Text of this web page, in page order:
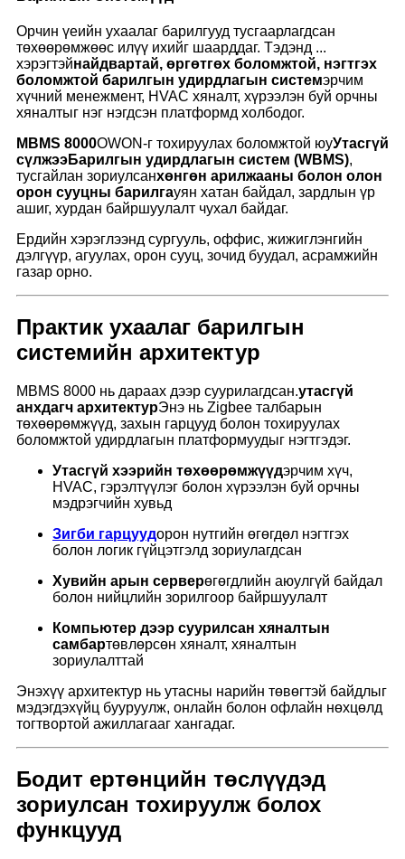
Орчин үеийн ухаалаг барилгууд тусгаарлагдсан
төхөөрөмжөөс илүү ихийг шаарддаг. Тэдэнд ...
хэрэгтэйнайдвартай, өргөтгөх боломжтой, нэгтгэх
боломжтой барилгын удирдлагын системэрчим
хүчний менежмент, HVAC хяналт, хүрээлэн буй орчны
хяналтыг нэг нэгдсэн платформд холбодог.
MBMS 8000OWON-г тохируулах боломжтой юуУтасгүй
сүлжээБарилгын удирдлагын систем (WBMS),
тусгайлан зориулсанхөнгөн арилжааны болон олон
орон сууцны барилгауян хатан байдал, зардлын үр
ашиг, хурдан байршуулалт чухал байдаг.
Ердийн хэрэглээнд сургууль, оффис, жижиглэнгийн
дэлгүүр, агуулах, орон сууц, зочид буудал, асрамжийн
газар орно.
Практик ухаалаг барилгын
системийн архитектур
MBMS 8000 нь дараах дээр суурилагдсан.утасгүй
анхдагч архитектурЭнэ нь Zigbee талбарын
төхөөрөмжүүд, захын гарцууд болон тохируулах
боломжтой удирдлагын платформуудыг нэгтгэдэг.
Утасгүй хээрийн төхөөрөмжүүдэрчим хүч,
HVAC, гэрэлтүүлэг болон хүрээлэн буй орчны
мэдрэгчийн хувьд
Зигби гарцуудорон нутгийн өгөгдөл нэгтгэх
болон логик гүйцэтгэлд зориулагдсан
Хувийн арын серверөгөгдлийн аюулгүй байдал
болон нийцлийн зорилгоор байршуулалт
Компьютер дээр суурилсан хяналтын
самбартөвлөрсөн хяналт, хяналтын
зориулалттай
Энэхүү архитектур нь утасны нарийн төвөгтэй байдлыг
мэдэгдэхүйц бууруулж, онлайн болон офлайн нөхцөлд
тогтвортой ажиллагааг хангадаг.
Бодит ертөнцийн төслүүдэд
зориулсан тохируулж болох
функцууд